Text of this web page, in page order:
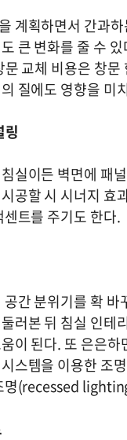
계획하면서 간과
큰 변화를 줄 수
문 교체 비용은 창
질에도 영향을 미
링
실이든 벽면에 패
공할 시 시너지 효
센트를 주기도 한다.
공간 분위기를 확
러본 뒤 침실 인테
이 된다. 또 은은
스템을 이용한 조
명(recessed